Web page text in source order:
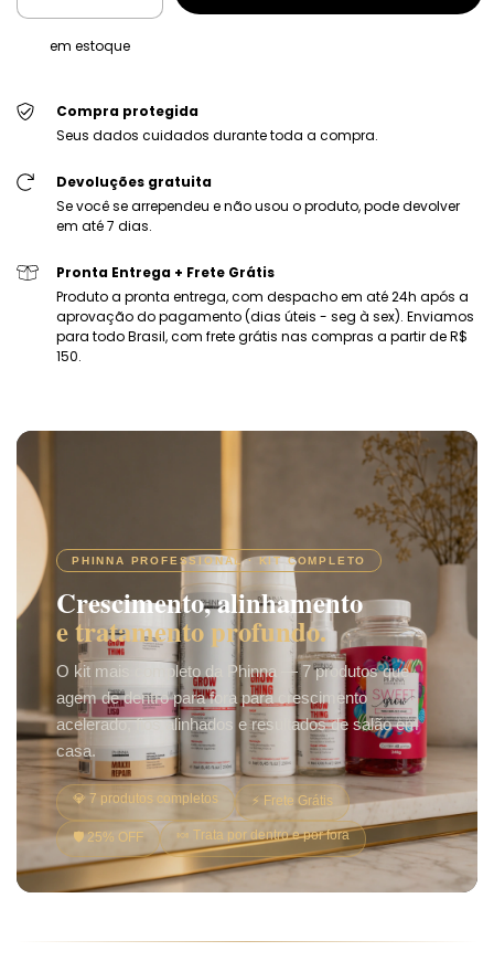
em estoque
Compra protegida
Seus dados cuidados durante toda a compra.
Devoluções gratuita
Se você se arrependeu e não usou o produto, pode devolver
em até 7 dias.
Pronta Entrega + Frete Grátis
Produto a pronta entrega, com despacho em até 24h após a
aprovação do pagamento (dias úteis - seg à sex). Enviamos
para todo Brasil, com frete grátis nas compras a partir de R$
150.
PHINNA PROFESSIONAL · KIT COMPLETO
Crescimento, alinhamento
e tratamento profundo.
O kit mais completo da Phinna — 7 produtos que
agem de dentro para fora para crescimento
acelerado, fios alinhados e resultados de salão em
casa.
💎 7 produtos completos ⚡ Frete Grátis
🛡️ 25% OFF 🍬 Trata por dentro e por fora